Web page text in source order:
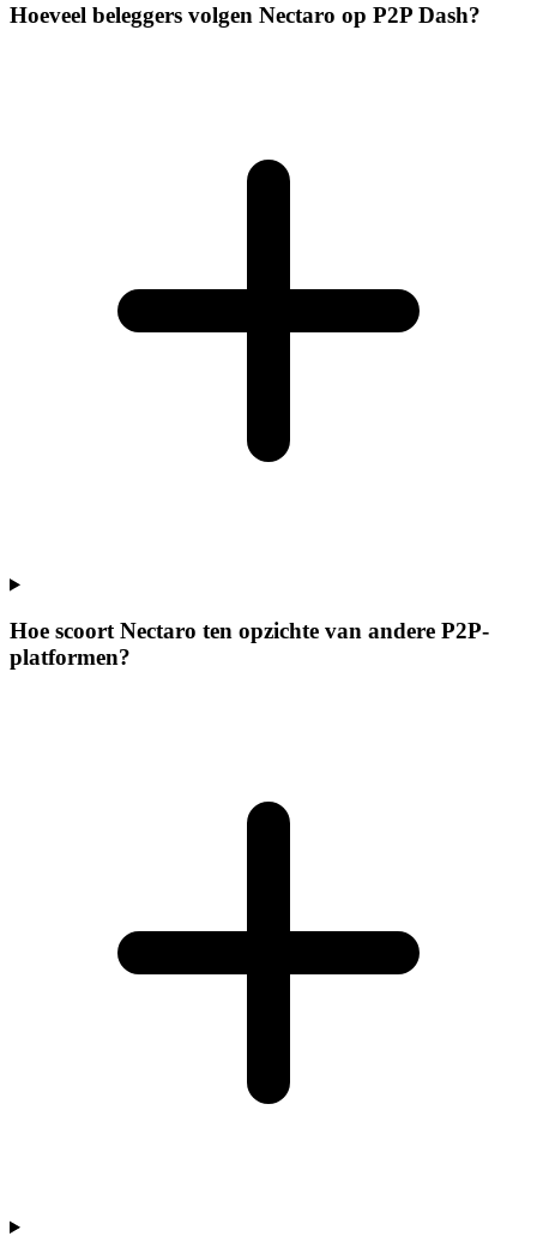
Hoeveel beleggers volgen Nectaro op P2P Dash?
Hoe scoort Nectaro ten opzichte van andere P2P-
platformen?